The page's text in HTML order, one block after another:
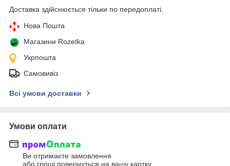
Доставка здійснюється тільки по передоплаті.
Нова Пошта
Магазини Rozetka
Укрпошта
Самовивіз
Всі умови доставки
Умови оплати
Ви отримаєте замовлення
або гроші повернуться на вашу картку